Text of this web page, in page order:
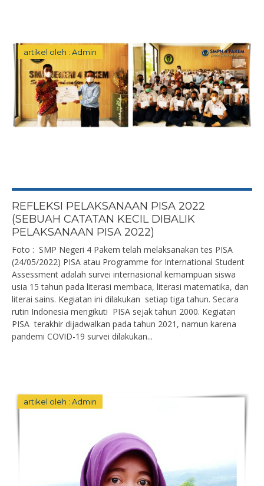
artikel oleh : Admin
REFLEKSI PELAKSANAAN PISA 2022
(SEBUAH CATATAN KECIL DIBALIK
PELAKSANAAN PISA 2022)
Foto : SMP Negeri 4 Pakem telah melaksanakan tes PISA
(24/05/2022) PISA atau Programme for International Student
Assessment adalah survei internasional kemampuan siswa
usia 15 tahun pada literasi membaca, literasi matematika, dan
literai sains. Kegiatan ini dilakukan setiap tiga tahun. Secara
rutin Indonesia mengikuti PISA sejak tahun 2000. Kegiatan
PISA terakhir dijadwalkan pada tahun 2021, namun karena
pandemi COVID-19 survei dilakukan...
artikel oleh : Admin